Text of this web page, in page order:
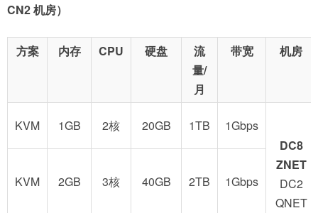
CN2 机房）
方案 内存 CPU 硬盘
流
量/
月
带宽 机房
KVM 1GB 2核 20GB 1TB
1Gbps
DC8
ZNET
DC2
QNET
KVM 2GB 3核 40GB 2TB 1Gbps